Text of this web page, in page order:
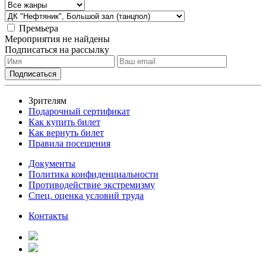
Премьера
Мероприятия не найдены
Подписаться на рассылку
Зрителям
Подарочный сертификат
Как купить билет
Как вернуть билет
Правила посещения
Документы
Политика конфиденциальности
Противодействие экстремизму
Спец. оценка условий труда
Контакты